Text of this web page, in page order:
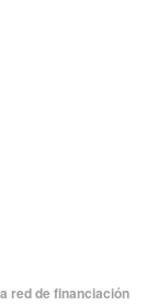
red de financiación